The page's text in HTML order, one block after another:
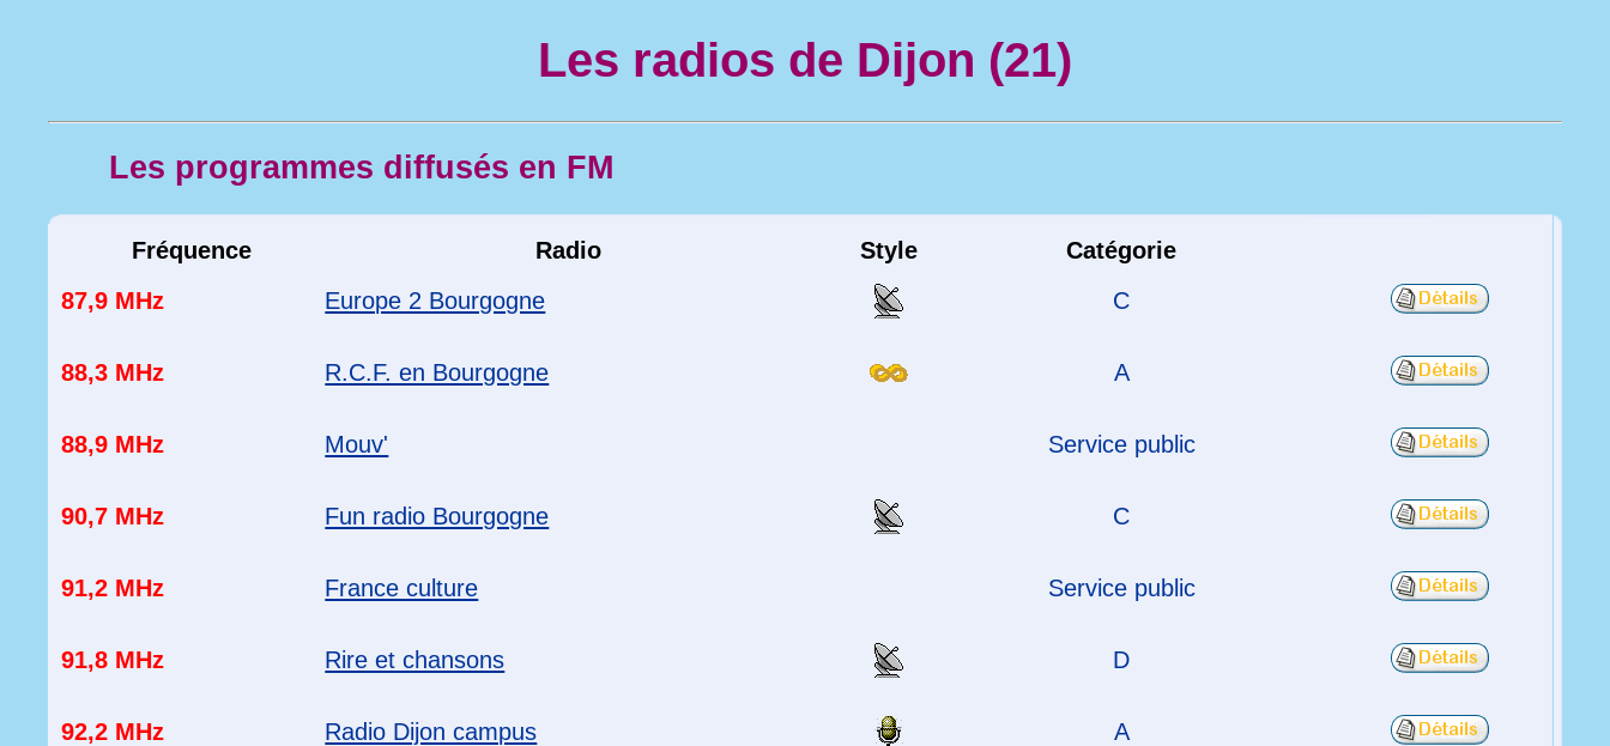
Les radios de Dijon (21)
Les programmes diffusés en FM
Fréquence Radio Style
Catégorie
87,9 MHz
Europe 2 Bourgogne C
88,3 MHz R.C.F. en Bourgogne A
88,9 MHz Mouv' Service public
90,7 MHz Fun radio Bourgogne C
91,2 MHz France culture Service public
91,8 MHz Rire et chansons D
92,2 MHz Radio Dijon campus A